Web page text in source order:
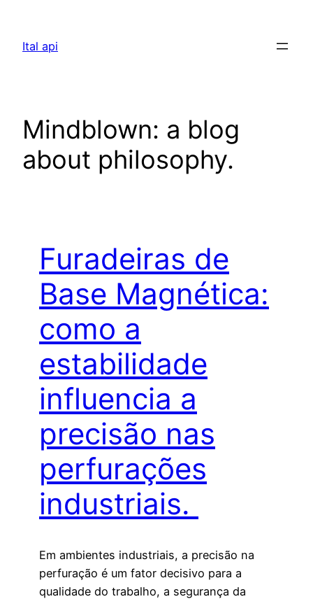
Ital api
Mindblown: a blog
about philosophy.
Furadeiras de
Base Magnética:
como a
estabilidade
influencia a
precisão nas
perfurações
industriais.
Em ambientes industriais, a precisão na
perfuração é um fator decisivo para a
qualidade do trabalho, a segurança da